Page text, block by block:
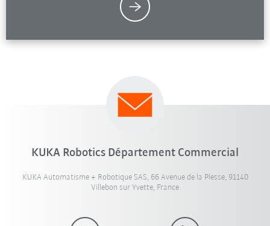
KUKA Robotics Département Commercial
KUKA Automatisme + Robotique SAS, 66 Avenue de la Plesse, 91140
Villebon sur Yvette, France